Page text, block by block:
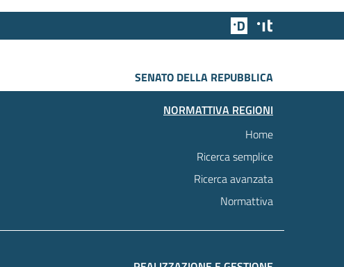
Team Digitale
SENATO DELLA REPUBBLICA
NORMATTIVA REGIONI
Home
Ricerca semplice
Ricerca avanzata
Normattiva